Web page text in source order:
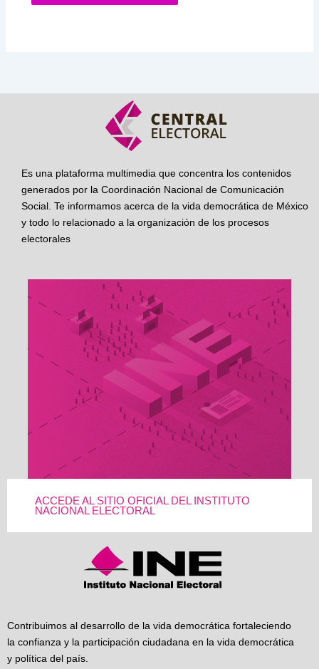
Es una plataforma multimedia que concentra los contenidos
generados por la Coordinación Nacional de Comunicación
Social. Te informamos acerca de la vida democrática de México
y todo lo relacionado a la organización de los procesos
electorales
ACCEDE AL SITIO OFICIAL DEL INSTITUTO
NACIONAL ELECTORAL
Contribuimos al desarrollo de la vida democrática fortaleciendo
la confianza y la participación ciudadana en la vida democrática
y política del país.